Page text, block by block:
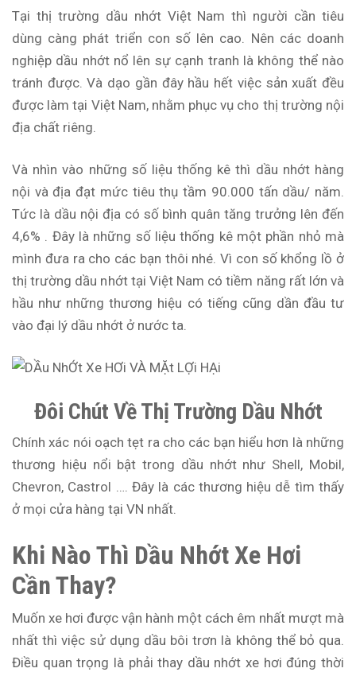
Tại thị trường dầu nhớt Việt Nam thì người cần tiêu
dùng càng phát triển con số lên cao. Nên các doanh
nghiệp dầu nhớt nổ lên sự cạnh tranh là không thể nào
tránh được. Và dạo gần đây hầu hết việc sản xuất đều
được làm tại Việt Nam, nhằm phục vụ cho thị trường nội
địa chất riêng.
Và nhìn vào những số liệu thống kê thì dầu nhớt hàng
nội và địa đạt mức tiêu thụ tầm 90.000 tấn dầu/ năm.
Tức là dầu nội địa có số bình quân tăng trưởng lên đến
4,6% . Đây là những số liệu thống kê một phần nhỏ mà
mình đưa ra cho các bạn thôi nhé. Vì con số khổng lồ ở
thị trường dầu nhớt tại Việt Nam có tiềm năng rất lớn và
hầu như những thương hiệu có tiếng cũng dần đầu tư
vào đại lý dầu nhớt ở nước ta.
Đôi Chút Về Thị Trường Dầu Nhớt
Chính xác nói oạch tẹt ra cho các bạn hiểu hơn là những
thương hiệu nổi bật trong dầu nhớt như Shell, Mobil,
Chevron, Castrol …. Đây là các thương hiệu dễ tìm thấy
ở mọi cửa hàng tại VN nhất.
Khi Nào Thì Dầu Nhớt Xe Hơi
Cần Thay?
Muốn xe hơi được vận hành một cách êm nhất mượt mà
nhất thì việc sử dụng dầu bôi trơn là không thể bỏ qua.
Điều quan trọng là phải thay dầu nhớt xe hơi đúng thời